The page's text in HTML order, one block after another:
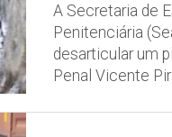
A Secretaria de
Penitenciária
desarticular um
Penal Vicente